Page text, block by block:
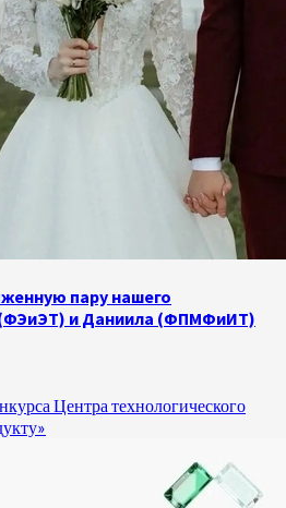
пару нашего
и Даниила (ФПМФиИТ)
Центра технологического